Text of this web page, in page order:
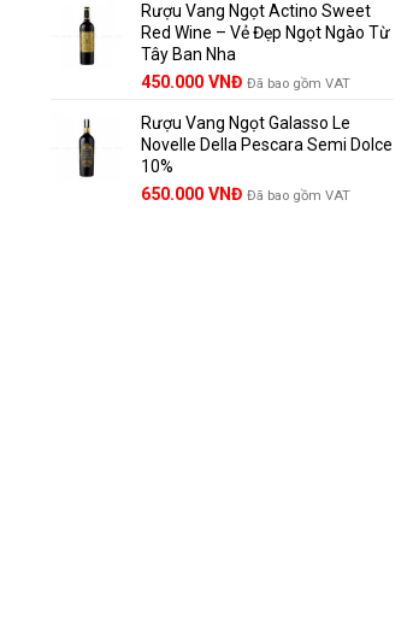
là:
1.529.000 VNĐ.
tại
là:
Rượu Vang Ngọt Actino Sweet
Red Wine – Vẻ Đẹp Ngọt Ngào Từ
Tây Ban Nha
450.000 VNĐ Đã bao gồm VAT
Rượu Vang Ngọt Galasso Le
Novelle Della Pescara Semi Dolce
10%
650.000 VNĐ Đã bao gồm VAT